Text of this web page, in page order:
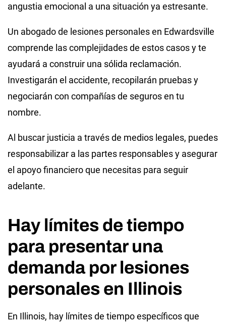
angustia emocional a una situación ya estresante.
Un abogado de lesiones personales en Edwardsville
comprende las complejidades de estos casos y te
ayudará a construir una sólida reclamación.
Investigarán el accidente, recopilarán pruebas y
negociarán con compañías de seguros en tu
nombre.
Al buscar justicia a través de medios legales, puedes
responsabilizar a las partes responsables y asegurar
el apoyo financiero que necesitas para seguir
adelante.
Hay límites de tiempo
para presentar una
demanda por lesiones
personales en Illinois
En Illinois, hay límites de tiempo específicos que